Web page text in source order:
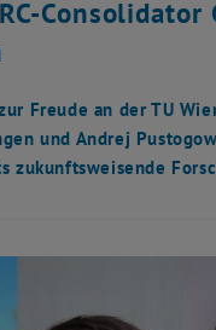
Consolidator
Freude an der TU
und Andrej
zukunftsweisende